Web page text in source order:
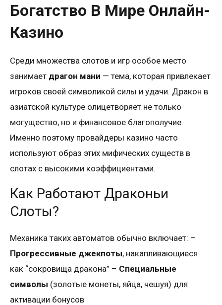
Богатство В Мире Онлайн-
Казино
Среди множества слотов и игр особое место
занимает драгон мани — тема, которая привлекает
игроков своей символикой силы и удачи. Дракон в
азиатской культуре олицетворяет не только
могущество, но и финансовое благополучие.
Именно поэтому провайдеры казино часто
используют образ этих мифических существ в
слотах с высокими коэффициентами.
Как Работают Драконьи
Слоты?
Механика таких автоматов обычно включает: –
Прогрессивные джекпоты, накапливающиеся
как “сокровища дракона” – Специальные
символы (золотые монеты, яйца, чешуя) для
активации бонусов